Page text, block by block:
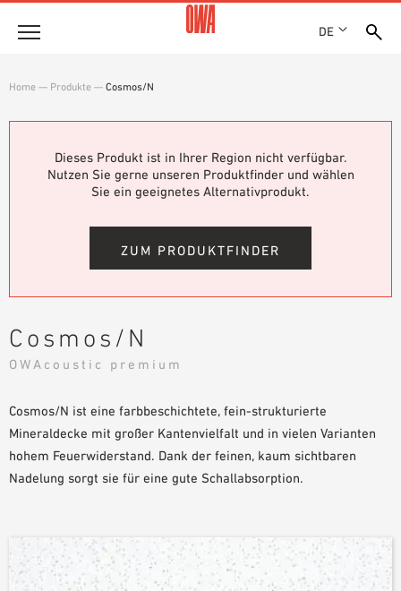
DE
STANDORTE
NACHHALTIGKEIT
Produkte
PRODUKTÜBERSICHT
GEFÜHRTE SUCHE
Lösungen
EINSATZGEBIETE
AUSSCHREIBUNGSTEXTE
DOWNLOADS
PLANUNGSHILFEN
VIDEOS
Karriere
Home — Produkte — Cosmos/N
Dieses Produkt ist in Ihrer Region nicht verfügbar.
Nutzen Sie gerne unseren Produktfinder und wählen
Sie ein geeignetes Alternativprodukt.
ZUM PRODUKTFINDER
Cosmos/N
OWAcoustic premium
Cosmos/N ist eine farbbeschichtete, fein-strukturierte
Mineraldecke mit großer Kantenvielfalt und in vielen Varianten
hohem Feuerwiderstand. Dank der feinen, kaum sichtbaren
Nadelung sorgt sie für eine gute Schallabsorption.